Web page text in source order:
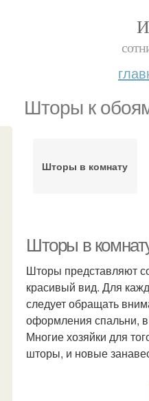
Шторы к
Шторы в комнату
Шторы в
Шторы представляют
красивый вид. Для
следует обращать
оформления спальни,
Многие хозяйки для
шторы, и новые